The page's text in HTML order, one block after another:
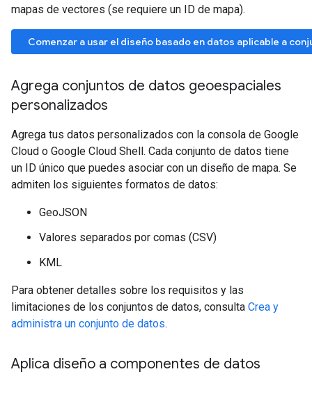
mapas de vectores (se requiere un ID de mapa).
Comenzar a usar el diseño basado en datos aplicable a
Agrega conjuntos de datos geoespaciales
personalizados
Agrega tus datos personalizados con la consola de Google
Cloud o Google Cloud Shell. Cada conjunto de datos tiene
un ID único que puedes asociar con un diseño de mapa. Se
admiten los siguientes formatos de datos:
GeoJSON
Valores separados por comas (CSV)
KML
Para obtener detalles sobre los requisitos y las
limitaciones de los conjuntos de datos, consulta Crea y
administra un conjunto de datos.
Aplica diseño a componentes de datos